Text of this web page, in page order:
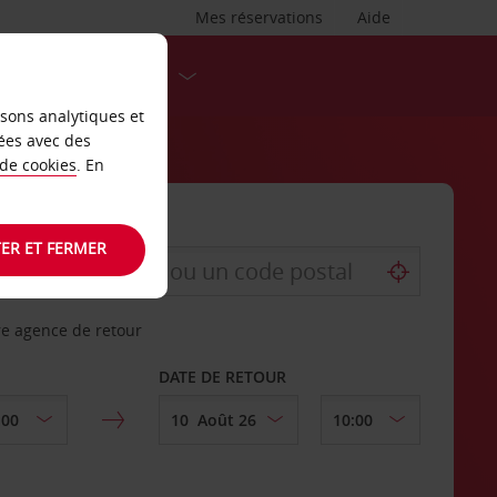
Aide
Mes réservations
agence de retour
DATE DE RETOUR
analytiques et
avec des
cookies. En
ET FERMER